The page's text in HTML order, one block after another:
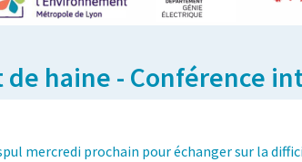
haine - Conférence
mercredi prochain pour échanger sur la